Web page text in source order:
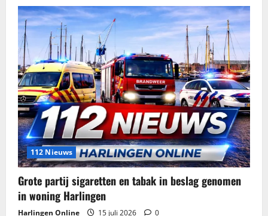
112 Nieuws
Grote partij sigaretten en tabak in beslag genomen
in woning Harlingen
Harlingen Online 15 juli 2026 0